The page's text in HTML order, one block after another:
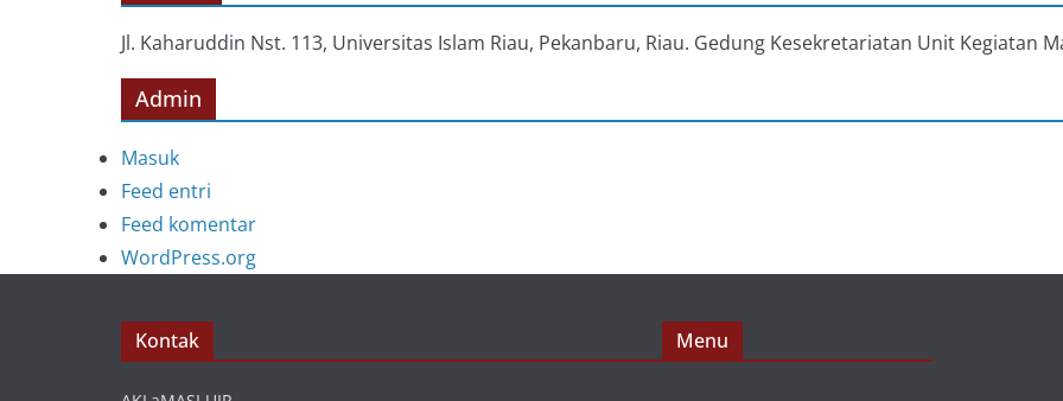
Jl. Kaharuddin Nst. 113, Universitas Islam Riau, Pekanbaru, Riau. Gedung Kesekretariatan Unit Kegiatan
Admin
Masuk
Feed entri
Feed komentar
WordPress.org
Kontak Menu